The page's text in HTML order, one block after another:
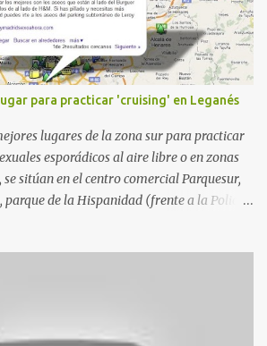
para practicar 'cruising' en Leganés
lugares de la zona sur para practicar
esporádicos al aire libre o en zonas
se sitúan en el centro comercial Parquesur,
parque de la Hispanidad (frente a la Policía